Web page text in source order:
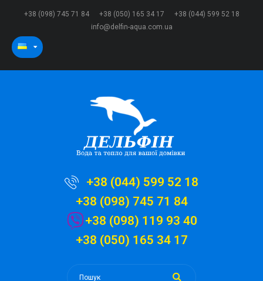
+38 (098) 745 71 84 +38 (050) 165 34 17
+38 (044) 599 52 18
info@delfin-aqua.com.ua
+38 (044) 599 52 18
+38 (098) 745 71 84
+38 (098) 119 93 40
+38 (050) 165 34 17